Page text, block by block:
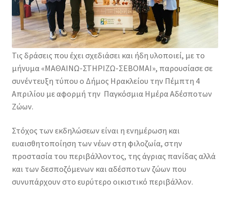
Τις δράσεις που έχει σχεδιάσει και ήδη υλοποιεί, με το
μήνυμα «ΜΑΘΑΙΝΩ-ΣΤΗΡΙΖΩ-ΣΕΒΟΜΑΙ», παρουσίασε σε
συνέντευξη τύπου ο Δήμος Ηρακλείου την Πέμπτη 4
Απριλίου με αφορμή την Παγκόσμια Ημέρα Αδέσποτων
Ζώων.
Στόχος των εκδηλώσεων είναι η ενημέρωση και
ευαισθητοποίηση των νέων στη φιλοζωία, στην
προστασία του περιβάλλοντος, της άγριας πανίδας αλλά
και των δεσποζόμενων και αδέσποτων ζώων που
συνυπάρχουν στο ευρύτερο οικιστικό περιβάλλον.